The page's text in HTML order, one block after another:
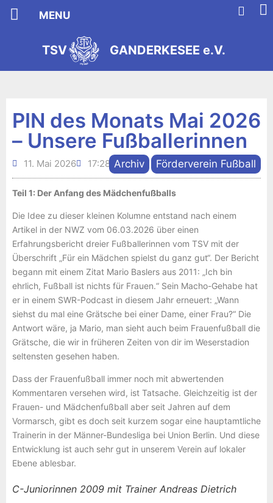
MENU
TSV
seit1892
GANDERKESEE e.V.
Archiv Förderverein Fußball
PIN des Monats Mai 2026
– Unsere Fußballerinnen
11. Mai 2026 17:28
Teil 1: Der Anfang des Mädchenfußballs
Die Idee zu dieser kleinen Kolumne entstand nach einem
Artikel in der NWZ vom 06.03.2026 über einen
Erfahrungsbericht dreier Fußballerinnen vom TSV mit der
Überschrift „Für ein Mädchen spielst du ganz gut“. Der Bericht
begann mit einem Zitat Mario Baslers aus 2011: „Ich bin
ehrlich, Fußball ist nichts für Frauen.“ Sein Macho-Gehabe hat
er in einem SWR-Podcast in diesem Jahr erneuert: „Wann
siehst du mal eine Grätsche bei einer Dame, einer Frau?“ Die
Antwort wäre, ja Mario, man sieht auch beim Frauenfußball die
Grätsche, die wir in früheren Zeiten von dir im Weserstadion
seltensten gesehen haben.
Dass der Frauenfußball immer noch mit abwertenden
Kommentaren versehen wird, ist Tatsache. Gleichzeitig ist der
Frauen- und Mädchenfußball aber seit Jahren auf dem
Vormarsch, gibt es doch seit kurzem sogar eine hauptamtliche
Trainerin in der Männer-Bundesliga bei Union Berlin. Und diese
Entwicklung ist auch sehr gut in unserem Verein auf lokaler
Ebene ablesbar.
C-Juniorinnen 2009 mit Trainer Andreas Dietrich